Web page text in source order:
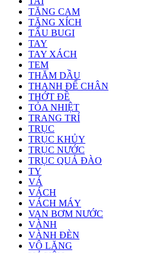
TĂNG CAM
TĂNG XÍCH
TẨU BUGI
TAY
TAY XÁCH
TEM
THĂM DẦU
THANH ĐỂ CHÂN
THỚT ĐỀ
TỎA NHIỆT
TRANG TRÍ
TRỤC
TRỤC KHỦY
TRỤC NƯỚC
TRỤC QUẢ ĐÀO
TY
VÁ
VÁCH
VÁCH MÁY
VAN BƠM NƯỚC
VÀNH
VÀNH ĐÈN
VÔ LĂNG